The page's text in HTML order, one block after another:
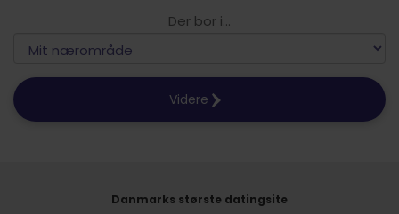
Der bor i...
Videre
Danmarks største datingsite